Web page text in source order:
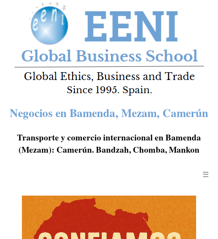
Negocios en Bamenda, Mezam, Camerún
Transporte y comercio internacional en Bamenda
(Mezam): Camerún. Bandzah, Chomba, Mankon
☰